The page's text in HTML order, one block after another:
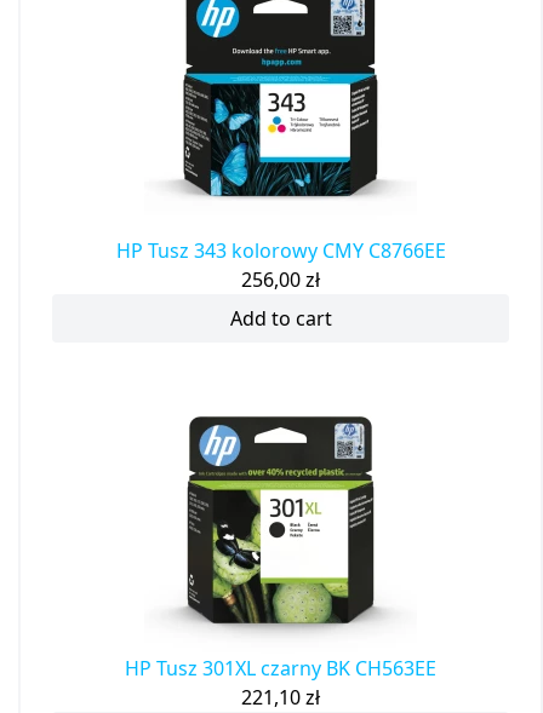
HP Tusz 343 kolorowy CMY C8766EE
256,00zł
Add to cart
HP Tusz 301XL czarny BK CH563EE
221,10zł